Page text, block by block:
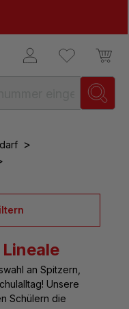
>
an Spitzern,
! Unsere
Schülern die